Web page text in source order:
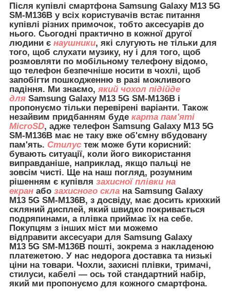
Після купівлі смартфона Samsung Galaxy M13 5G
SM-M136B у всіх користувачів встає питання
купівлі різних примочок, тобто аксесуарів до
нього. Сьогодні практично в кожної другої
людини є наушники, які слугують не тільки для
того, щоб слухати музику, ну і для того, щоб
розмовляти по мобільному телефону відомо,
що телефон безпечніше носити в чохлі, щоб
запобігти пошкодженню в разі можливого
падіння. Ми знаємо, який чохол підійде
для Samsung Galaxy M13 5G SM-M136B і
пропонуємо тільки перевірені варіанти. Також
незайвим придбанням буде карта пам'яті
MicroSD, адже телефон Samsung Galaxy M13 5G
SM-M136B має не таку вже об'ємну вбудовану
пам'ять. Стилус теж може бути корисний:
бувають ситуації, коли його використання
виправданіше, наприклад, якщо пальці не
зовсім чисті. Ще на наш погляд, розумним
рішенням є купівля захисної плівки на
екран або захисного скла на Samsung Galaxy
M13 5G SM-M136B, з досвіду, має досить крихкий
скляний дисплей, який швидко покривається
подряпинами, а плівка приймає їх на себе.
Покупцям з інших міст ми можемо
відправити аксесуари для Samsung Galaxy
M13 5G SM-M136B пошті, зокрема з накладеною
платежетою. У нас недорога доставка та низькі
ціни на товари. Чохли, захисні плівки, тримачі,
стилуси, кабелі — ось той стандартний набір,
який ми пропонуємо для кожного смартфона.